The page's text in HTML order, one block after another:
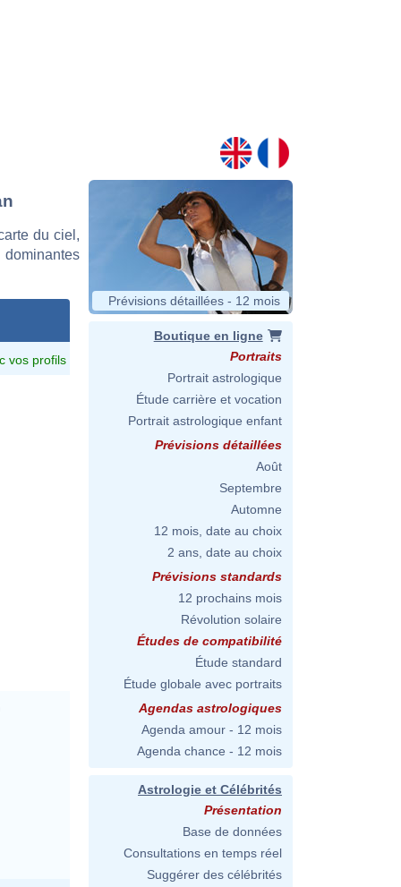
du ciel,
vos profils
Prévisions détaillées - 12 mois
Boutique en ligne
Portraits
Portrait astrologique
Étude carrière et vocation
Portrait astrologique enfant
Prévisions détaillées
Août
Septembre
Automne
12 mois, date au choix
2 ans, date au choix
Prévisions standards
12 prochains mois
Révolution solaire
Études de compatibilité
Étude standard
Étude globale avec portraits
Agendas astrologiques
Agenda amour - 12 mois
Agenda chance - 12 mois
Astrologie et Célébrités
Présentation
Base de données
Consultations en temps réel
Suggérer des célébrités